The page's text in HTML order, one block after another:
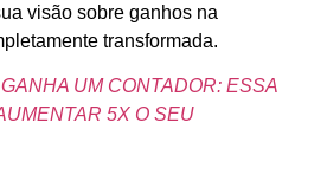
visão sobre ganhos na
transformada.
UM CONTADOR: ESSA
5X O SEU